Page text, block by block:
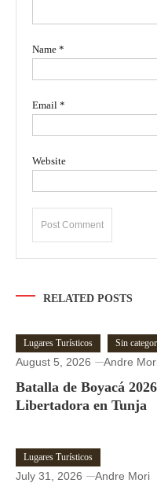
Name *
Email *
Website
RELATED POSTS
Lugares Turísticos Sin
August 5, 2026 Andre
Batalla de Boyacá
Libertadora en Tunja
Lugares Turísticos
July 31, 2026 Andre Mori